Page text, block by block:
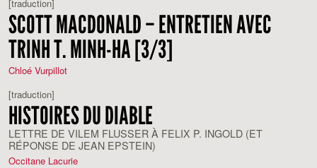
[traduction]
SCOTT MACDONALD – ENTRETIEN AVEC
TRINH T. MINH-HA [3/3]
Chloé Vurpillot
[traduction]
HISTOIRES DU DIABLE
LETTRE DE VILEM FLUSSER À FELIX P. INGOLD (ET
RÉPONSE DE JEAN EPSTEIN)
Occitane Lacurie